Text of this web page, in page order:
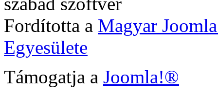
Fordította a Magyar
Egyesülete
Támogatja a Joomla!®